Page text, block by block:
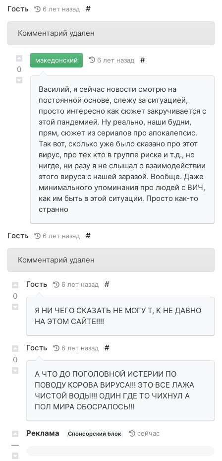
Гость 6 лет назад #
Комментарий удален
0
македонский 6 лет назад #
Василий, я сейчас новости смотрю на
постоянной основе, слежу за ситуацией,
просто интересно как сюжет закручивается с
этой пандемией. Ну реально, наши будни,
прям, сюжет из сериалов про апокалепсис.
Так вот, сколько уже было сказано про этот
вирус, про тех кто в группе риска и т.д., но
нигде, ни разу я не слышал о взаимодействии
этого вируса с нашей заразой. Вообще. Даже
минимального упоминания про людей с ВИЧ,
как им быть в этой ситуации. Просто как-то
странно
Гость 6 лет назад #
Комментарий удален
0
Гость 6 лет назад #
Я НИ ЧЕГО СКАЗАТЬ НЕ МОГУ Т, К НЕ ДАВНО
НА ЭТОМ САЙТЕ!!!!
0
Гость 6 лет назад #
А ЧТО ДО ПОГОЛОВНОЙ ИСТЕРИИ ПО
ПОВОДУ КОРОВА ВИРУСА!!! ЭТО ВСЕ ЛАЖА
ЧИСТОЙ ВОДЫ!!! ОДИН ГДЕ ТО ЧИХНУЛ А
ПОЛ МИРА ОБОСРАЛОСЬ!!!
—
Реклама Спонсорский блок сейчас